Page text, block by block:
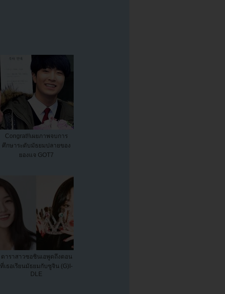
Congrat!!เผยภาพจบการ
ศึกษาระดับมัธยมปลายของ
ยองแจ GOT7
ดาราสาวซอชินเอพูดถึงตอน
ที่เธอเรียนมัธยมกับซูจิน (G)I-
DLE